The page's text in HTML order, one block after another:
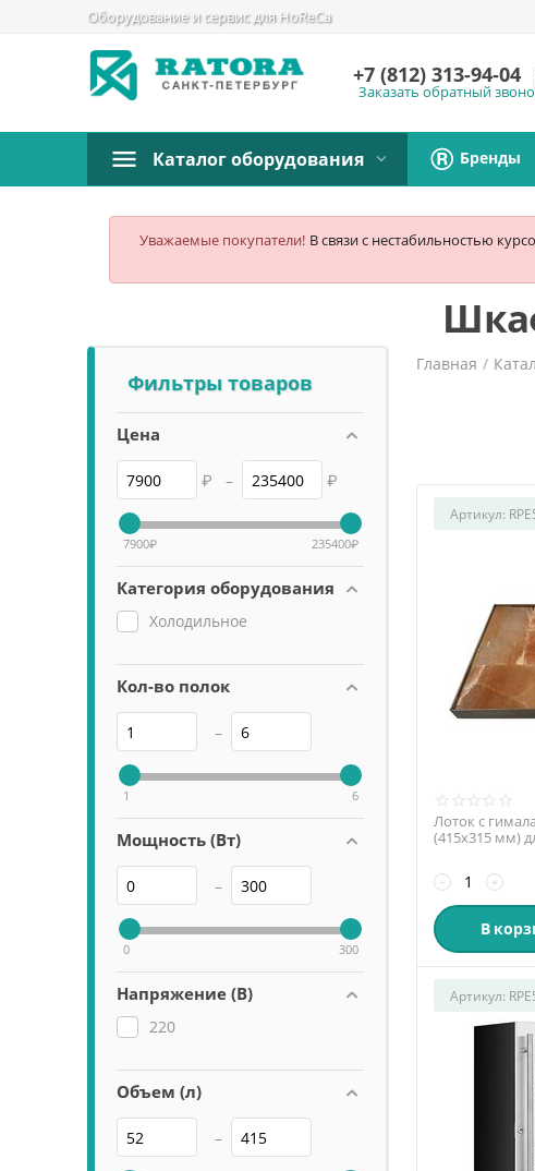
Оборудование и сервис для HoReCa
+7 (812) 313-94-04
Заказать обратный
Каталог оборудования Бренды
Уважаемые покупатели! В связи с нестабильностью
Фильтры товаров
Цена
₽ – ₽
7900₽ 235400₽
Категория оборудования
Холодильное
Кол-во полок
–
1 6
Мощность (Вт)
–
0 300
Напряжение (В)
220
Объем (л)
–
Главная /
Артикул:
Лоток с
(415х315 мм)
+
−
В
Артикул: